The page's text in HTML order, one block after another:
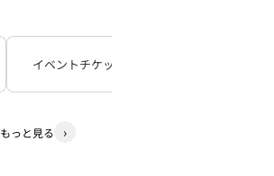
イベントチケット
もっと見る